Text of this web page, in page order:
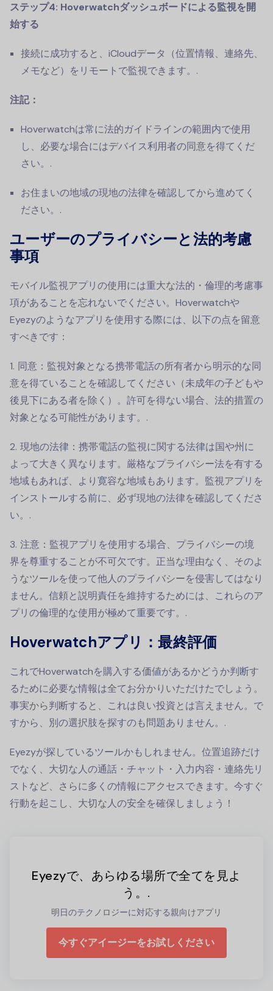
ステップ4: Hoverwatchダッシュボードによる監視を開
始する
接続に成功すると、iCloudデータ（位置情報、連絡先、
メモなど）をリモートで監視できます。.
注記：
Hoverwatchは常に法的ガイドラインの範囲内で使用
し、必要な場合にはデバイス利用者の同意を得てくだ
さい。.
お住まいの地域の現地の法律を確認してから進めてく
ださい。.
ユーザーのプライバシーと法的考慮
事項
モバイル監視アプリの使用には重大な法的・倫理的考慮事
項があることを忘れないでください。Hoverwatchや
Eyezyのようなアプリを使用する際には、以下の点を留意
すべきです：
同意：監視対象となる携帯電話の所有者から明示的な同
意を得ていることを確認してください（未成年の子どもや
後見下にある者を除く）。許可を得ない場合、法的措置の
対象となる可能性があります。.
現地の法律：携帯電話の監視に関する法律は国や州に
よって大きく異なります。厳格なプライバシー法を有する
地域もあれば、より寛容な地域もあります。監視アプリを
インストールする前に、必ず現地の法律を確認してくださ
い。.
注意：監視アプリを使用する場合、プライバシーの境
界を尊重することが不可欠です。正当な理由なく、そのよ
うなツールを使って他人のプライバシーを侵害してはなり
ません。信頼と説明責任を維持するためには、これらのア
プリの倫理的な使用が極めて重要です。.
Hoverwatchアプリ：最終評価
これでHoverwatchを購入する価値があるかどうか判断す
るために必要な情報は全てお分かりいただけたでしょう。
事実から判断すると、これは良い投資とは言えません。で
すから、別の選択肢を探すのも問題ありません。.
Eyezyが探しているツールかもしれません。位置追跡だけ
でなく、大切な人の通話・チャット・入力内容・連絡先リ
ストなど、さらに多くの情報にアクセスできます。今すぐ
行動を起こし、大切な人の安全を確保しましょう！
Eyezyで、あらゆる場所で全てを見よ
う。.
明日のテクノロジーに対応する親向けアプリ
今すぐアイージーをお試しください